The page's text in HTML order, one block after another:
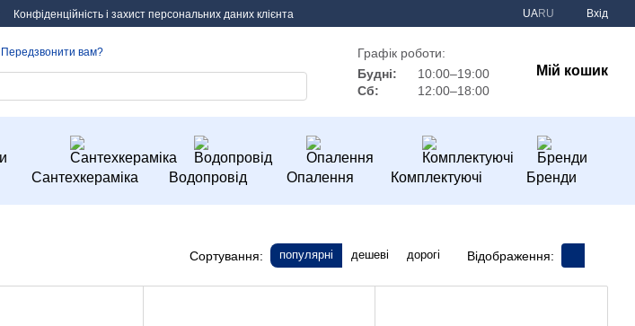
Конфіденційність і захист персональних даних клієнта UARU Вхід
Передзвонити вам?
Графік роботи:
Будні:
10:00–19:00
Сб:
12:00–18:00
Мій кошик
Сантехкераміка Водопровід Опалення Комплектуючі Бренди
Сортування: популярні дешеві дорогі Відображення: